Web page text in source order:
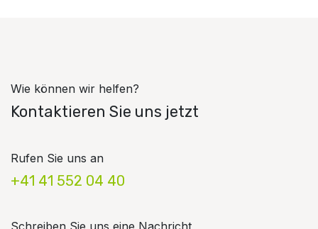
Wie können wir helfen?
Kontaktieren Sie uns jetzt
Rufen Sie uns an
+41 41 552 04 40